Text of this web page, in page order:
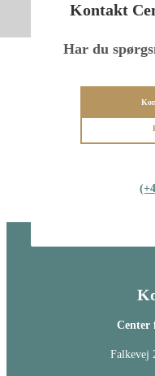
Kontakt
Har du
Center
Falkevej